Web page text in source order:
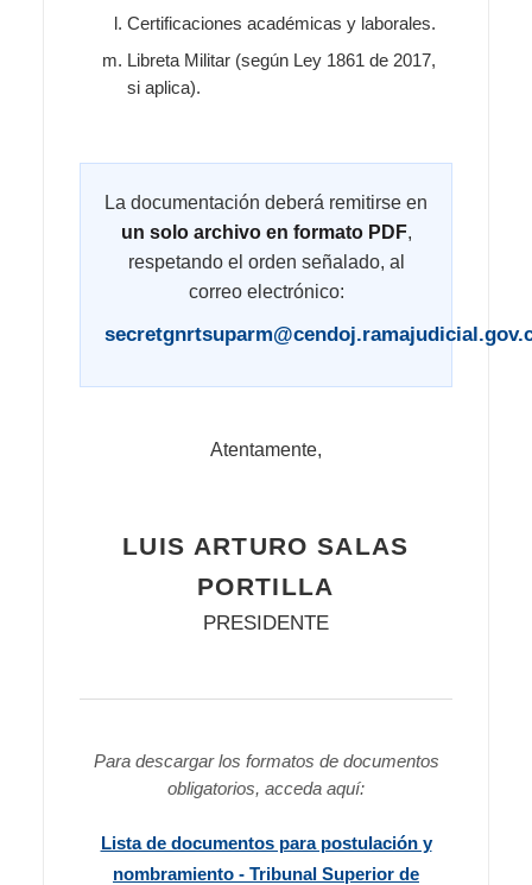
Certificaciones académicas y laborales.
Libreta Militar (según Ley 1861 de 2017,
si aplica).
La documentación deberá remitirse en
un solo archivo en formato PDF,
respetando el orden señalado, al
correo electrónico:
Atentamente,
LUIS ARTURO SALAS
PORTILLA
PRESIDENTE
Para descargar los formatos de documentos
obligatorios, acceda aquí:
Lista de documentos para postulación y
nombramiento - Tribunal Superior de